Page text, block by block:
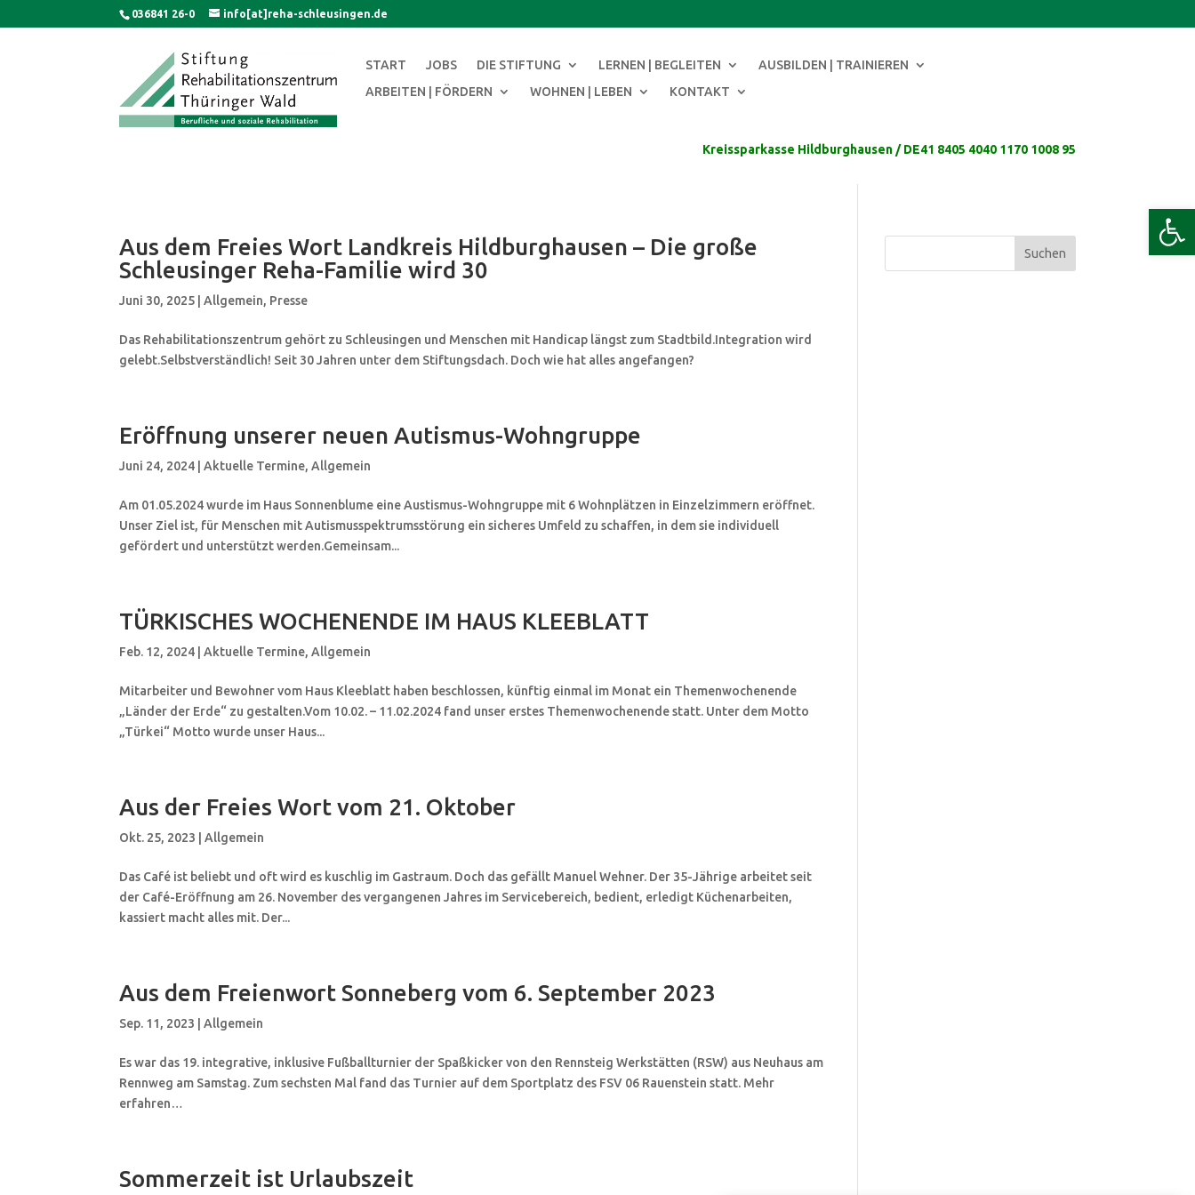
036841 26-0 info[at]reha-schleusingen.de
START JOBS DIE STIFTUNG LERNEN | BEGLEITEN
AUSBILDEN | TRAINIEREN
ARBEITEN | FÖRDERN
WOHNEN | LEBEN KONTAKT
Kreissparkasse Hildburghausen / DE41 8405 4040 1170 1008 95
Aus dem Freies Wort Landkreis Hildburghausen – Die große
Schleusinger Reha-Familie wird 30
Juni 30, 2025 |Allgemein, Presse
Das Rehabilitationszentrum gehört zu Schleusingen und Menschen mit Handicap längst zum Stadtbild.Integration wird
gelebt.Selbstverständlich! Seit 30 Jahren unter dem Stiftungsdach. Doch wie hat alles angefangen?
Eröffnung unserer neuen Autismus-Wohngruppe
Juni 24, 2024 |Aktuelle Termine,Allgemein
Am 01.05.2024 wurde im Haus Sonnenblume eine Austismus-Wohngruppe mit 6 Wohnplätzen in Einzelzimmern eröffnet.
Unser Ziel ist, für Menschen mit Autismusspektrumsstörung ein sicheres Umfeld zu schaffen, in dem sie individuell
gefördert und unterstützt werden.Gemeinsam...
TÜRKISCHES WOCHENENDE IM HAUS KLEEBLATT
Feb. 12, 2024 |Aktuelle Termine,Allgemein
Mitarbeiter und Bewohner vom Haus Kleeblatt haben beschlossen, künftig einmal im Monat ein Themenwochenende
„Länder der Erde“ zu gestalten.Vom 10.02. – 11.02.2024 fand unser erstes Themenwochenende statt. Unter dem Motto
„Türkei“ Motto wurde unser Haus...
Aus der Freies Wort vom 21. Oktober
Okt. 25, 2023 |Allgemein
Das Café ist beliebt und oft wird es kuschlig im Gastraum. Doch das gefällt Manuel Wehner. Der 35-Jährige arbeitet seit
der Café-Eröffnung am 26. November des vergangenen Jahres im Servicebereich, bedient, erledigt Küchenarbeiten,
kassiert macht alles mit. Der...
Aus dem Freienwort Sonneberg vom 6. September 2023
Sep. 11, 2023 |Allgemein
Es war das 19. integrative, inklusive Fußballturnier der Spaßkicker von den Rennsteig Werkstätten (RSW) aus Neuhaus am
Rennweg am Samstag. Zum sechsten Mal fand das Turnier auf dem Sportplatz des FSV 06 Rauenstein statt. Mehr
erfahren…
Sommerzeit ist Urlaubszeit
Suchen